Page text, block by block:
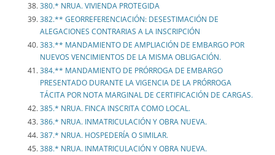
380.* NRUA. VIVIENDA PROTEGIDA
382.** GEORREFERENCIACIÓN: DESESTIMACIÓN DE
ALEGACIONES CONTRARIAS A LA INSCRIPCIÓN
383.** MANDAMIENTO DE AMPLIACIÓN DE EMBARGO POR
NUEVOS VENCIMIENTOS DE LA MISMA OBLIGACIÓN.
384.** MANDAMIENTO DE PRÓRROGA DE EMBARGO
PRESENTADO DURANTE LA VIGENCIA DE LA PRÓRROGA
TÁCITA POR NOTA MARGINAL DE CERTIFICACIÓN DE CARGAS.
385.* NRUA. FINCA INSCRITA COMO LOCAL.
386.* NRUA. INMATRICULACIÓN Y OBRA NUEVA.
387.* NRUA. HOSPEDERÍA O SIMILAR.
388.* NRUA. INMATRICULACIÓN Y OBRA NUEVA.